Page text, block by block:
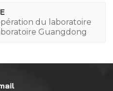
du laboratoire
Guangdong
la plus